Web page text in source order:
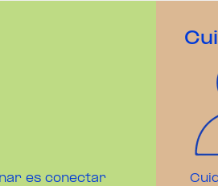
es conectar